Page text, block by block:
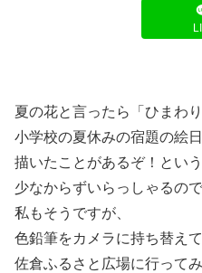
夏の花と言ったら「ひまわり
小学校の夏休みの宿題の絵
描いたことがあるぞ！という
少なからずいらっしゃるの
私もそうですが、
色鉛筆をカメラに持ち替えて
佐倉ふるさと広場に行ってみ